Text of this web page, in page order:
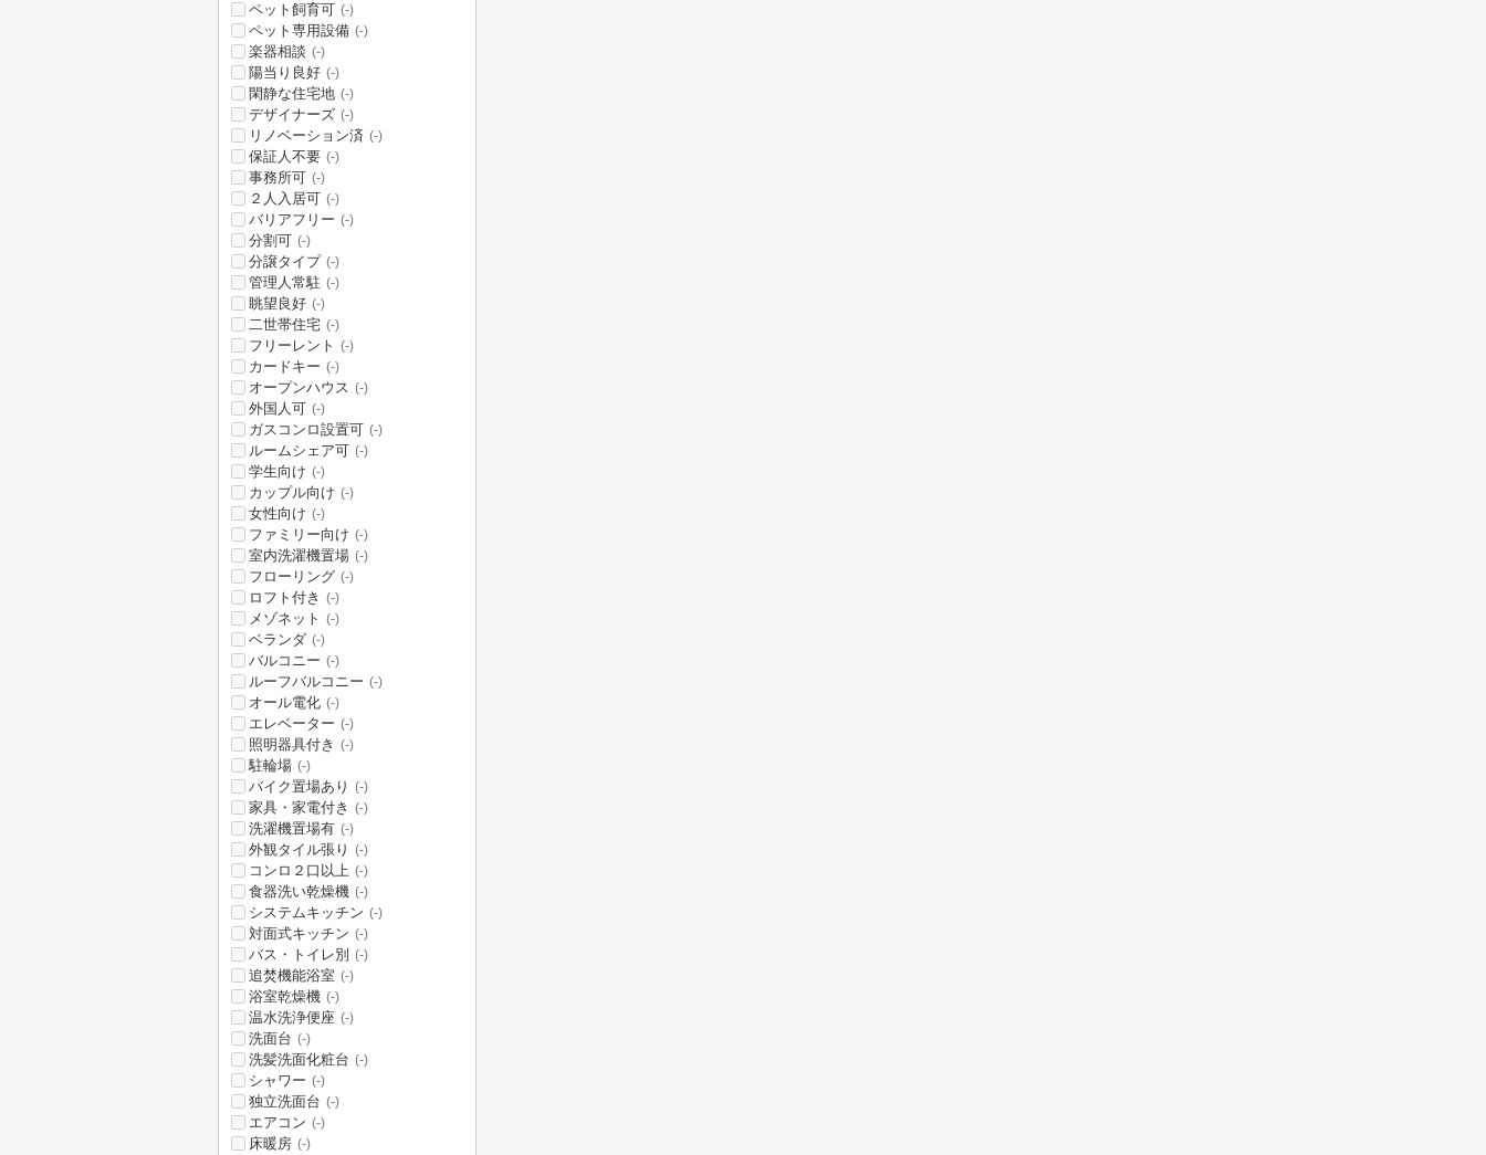
ペット飼育可 (-)
ペット専用設備 (-)
楽器相談 (-)
陽当り良好 (-)
閑静な住宅地 (-)
デザイナーズ (-)
リノベーション済 (-)
保証人不要 (-)
事務所可 (-)
２人入居可 (-)
バリアフリー (-)
分割可 (-)
分譲タイプ (-)
管理人常駐 (-)
眺望良好 (-)
二世帯住宅 (-)
フリーレント (-)
カードキー (-)
オープンハウス (-)
外国人可 (-)
ガスコンロ設置可 (-)
ルームシェア可 (-)
学生向け (-)
カップル向け (-)
女性向け (-)
ファミリー向け (-)
室内洗濯機置場 (-)
フローリング (-)
ロフト付き (-)
メゾネット (-)
ベランダ (-)
バルコニー (-)
ルーフバルコニー (-)
オール電化 (-)
エレベーター (-)
照明器具付き (-)
駐輪場 (-)
バイク置場あり (-)
家具・家電付き (-)
洗濯機置場有 (-)
外観タイル張り (-)
コンロ２口以上 (-)
食器洗い乾燥機 (-)
システムキッチン (-)
対面式キッチン (-)
バス・トイレ別 (-)
追焚機能浴室 (-)
浴室乾燥機 (-)
温水洗浄便座 (-)
洗面台 (-)
洗髪洗面化粧台 (-)
シャワー (-)
独立洗面台 (-)
エアコン (-)
床暖房 (-)